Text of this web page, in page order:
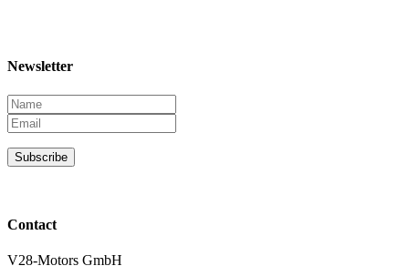
Newsletter
Subscribe
Contact
V28-Motors GmbH